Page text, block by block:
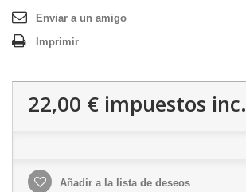
Enviar a un amigo
Imprimir
22,00 € impuestos inc.
Añadir a la lista de deseos